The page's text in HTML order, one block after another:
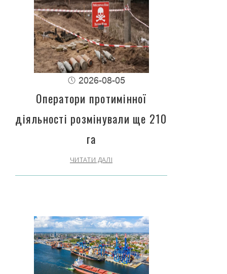
2026-08-05
Оператори протимінної
діяльності розмінували ще 210
га
ЧИТАТИ ДАЛІ